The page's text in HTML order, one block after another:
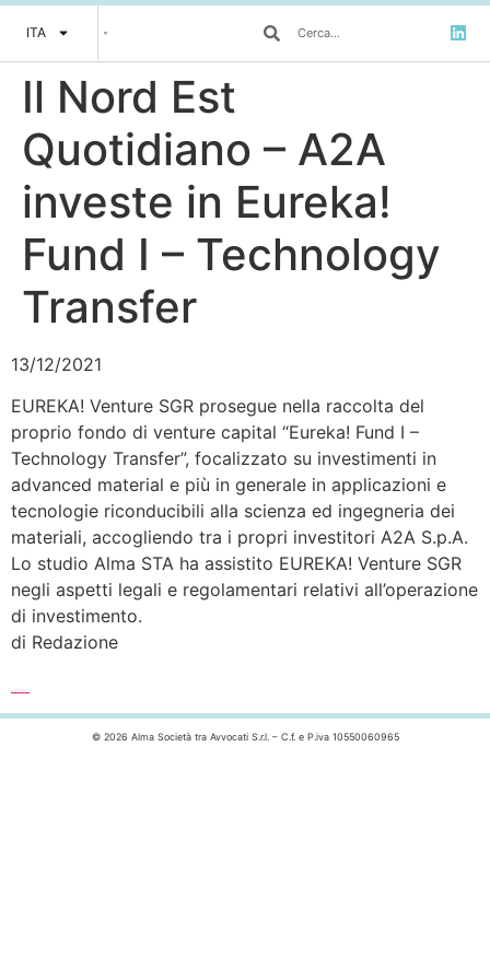
ITA
Il Nord Est
Quotidiano – A2A
investe in Eureka!
Fund I – Technology
Transfer
13/12/2021
EUREKA! Venture SGR prosegue nella raccolta del
proprio fondo di venture capital “Eureka! Fund I –
Technology Transfer”, focalizzato su investimenti in
advanced material e più in generale in applicazioni e
tecnologie riconducibili alla scienza ed ingegneria dei
materiali, accogliendo tra i propri investitori A2A S.p.A.
Lo studio Alma STA ha assistito EUREKA! Venture SGR
negli aspetti legali e regolamentari relativi all’operazione
di investimento.
di Redazione
© 2026 Alma Società tra Avvocati S.r.l. – C.f. e P.iva 10550060965